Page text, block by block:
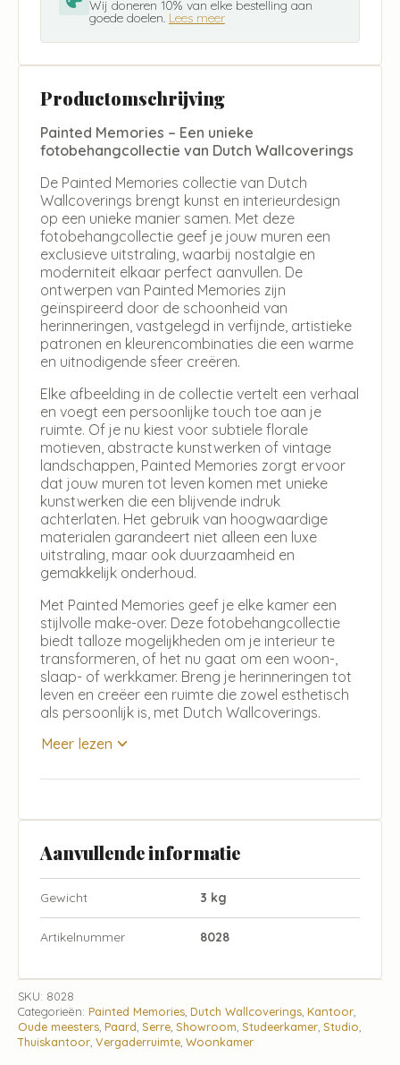
Wij doneren 10% van elke bestelling aan
goede doelen. Lees meer
Productomschrijving
Painted Memories – Een unieke
fotobehangcollectie van Dutch Wallcoverings
De Painted Memories collectie van Dutch
Wallcoverings brengt kunst en interieurdesign
op een unieke manier samen. Met deze
fotobehangcollectie geef je jouw muren een
exclusieve uitstraling, waarbij nostalgie en
moderniteit elkaar perfect aanvullen. De
ontwerpen van Painted Memories zijn
geïnspireerd door de schoonheid van
herinneringen, vastgelegd in verfijnde, artistieke
patronen en kleurencombinaties die een warme
en uitnodigende sfeer creëren.
Elke afbeelding in de collectie vertelt een verhaal
en voegt een persoonlijke touch toe aan je
ruimte. Of je nu kiest voor subtiele florale
motieven, abstracte kunstwerken of vintage
landschappen, Painted Memories zorgt ervoor
dat jouw muren tot leven komen met unieke
kunstwerken die een blijvende indruk
achterlaten. Het gebruik van hoogwaardige
materialen garandeert niet alleen een luxe
uitstraling, maar ook duurzaamheid en
gemakkelijk onderhoud.
Met Painted Memories geef je elke kamer een
stijlvolle make-over. Deze fotobehangcollectie
biedt talloze mogelijkheden om je interieur te
transformeren, of het nu gaat om een woon-,
slaap- of werkkamer. Breng je herinneringen tot
leven en creëer een ruimte die zowel esthetisch
als persoonlijk is, met Dutch Wallcoverings.
Meer lezen
Aanvullende informatie
Gewicht 3 kg
Artikelnummer 8028
SKU: 8028
Categorieën: Painted Memories, Dutch Wallcoverings, Kantoor,
Oude meesters, Paard, Serre, Showroom, Studeerkamer, Studio,
Thuiskantoor, Vergaderruimte, Woonkamer